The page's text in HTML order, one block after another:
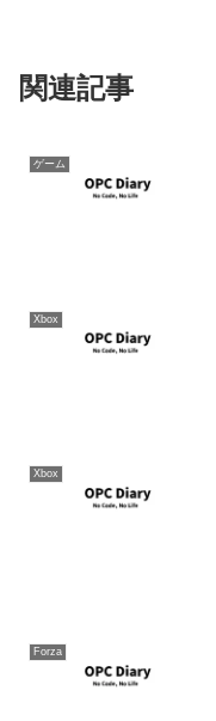
関連記事
ゲーム
Xbox
Xbox
Forza